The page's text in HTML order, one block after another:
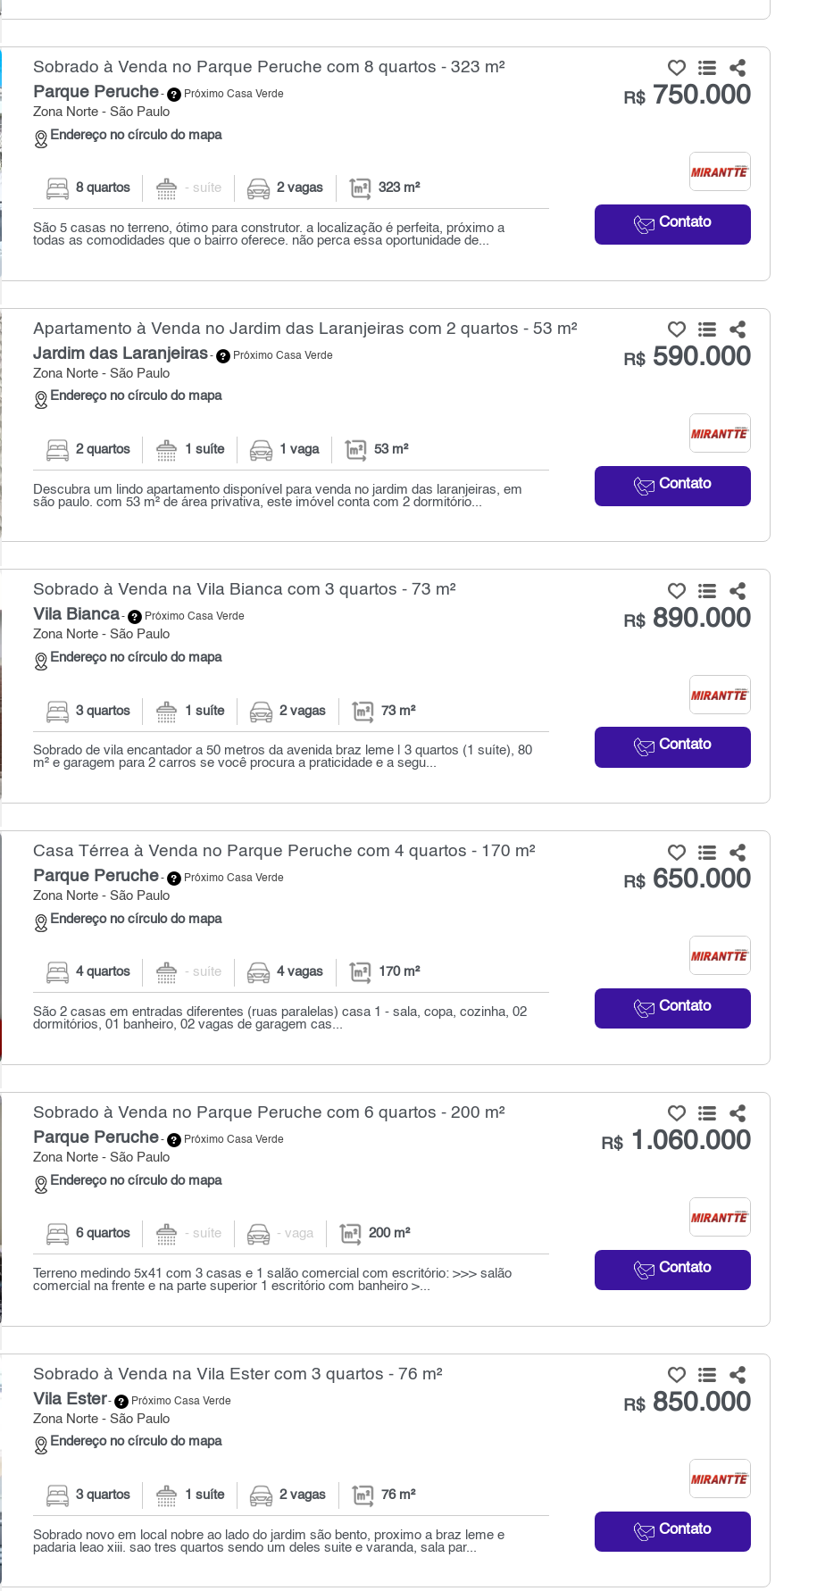
Sobrado à Venda no Parque Peruche com 8 quartos - 323 m²
Parque Peruche- Próximo Casa Verde
Zona Norte - São Paulo
Endereço no círculo do mapa
R$750.000
Contato
8 quartos - suíte 2 vagas 323 m²
São 5 casas no terreno, ótimo para construtor. a localização é perfeita, próximo a
todas as comodidades que o bairro oferece. não perca essa oportunidade de...
Apartamento à Venda no Jardim das Laranjeiras com 2 quartos - 53 m²
Jardim das Laranjeiras- Próximo Casa Verde
Zona Norte - São Paulo
Endereço no círculo do mapa
R$590.000
Contato
2 quartos 1 suíte 1 vaga 53 m²
Descubra um lindo apartamento disponível para venda no jardim das laranjeiras, em
são paulo. com 53 m² de área privativa, este imóvel conta com 2 dormitório...
Sobrado à Venda na Vila Bianca com 3 quartos - 73 m²
Vila Bianca- Próximo Casa Verde
Zona Norte - São Paulo
Endereço no círculo do mapa
R$890.000
Contato
3 quartos 1 suíte 2 vagas 73 m²
Sobrado de vila encantador a 50 metros da avenida braz leme | 3 quartos (1 suíte), 80
m² e garagem para 2 carros se você procura a praticidade e a segu...
Casa Térrea à Venda no Parque Peruche com 4 quartos - 170 m²
Parque Peruche- Próximo Casa Verde
Zona Norte - São Paulo
Endereço no círculo do mapa
R$650.000
Contato
4 quartos - suíte 4 vagas 170 m²
São 2 casas em entradas diferentes (ruas paralelas) casa 1 - sala, copa, cozinha, 02
dormitórios, 01 banheiro, 02 vagas de garagem cas...
Sobrado à Venda no Parque Peruche com 6 quartos - 200 m²
Parque Peruche- Próximo Casa Verde
Zona Norte - São Paulo
Endereço no círculo do mapa
R$1.060.000
Contato
6 quartos - suíte - vaga 200 m²
Terreno medindo 5x41 com 3 casas e 1 salão comercial com escritório: >>> salão
comercial na frente e na parte superior 1 escritório com banheiro >...
Sobrado à Venda na Vila Ester com 3 quartos - 76 m²
Vila Ester- Próximo Casa Verde
Zona Norte - São Paulo
Endereço no círculo do mapa
R$850.000
Contato
3 quartos 1 suíte 2 vagas 76 m²
Sobrado novo em local nobre ao lado do jardim são bento, proximo a braz leme e
padaria leao xiii. sao tres quartos sendo um deles suite e varanda, sala par...